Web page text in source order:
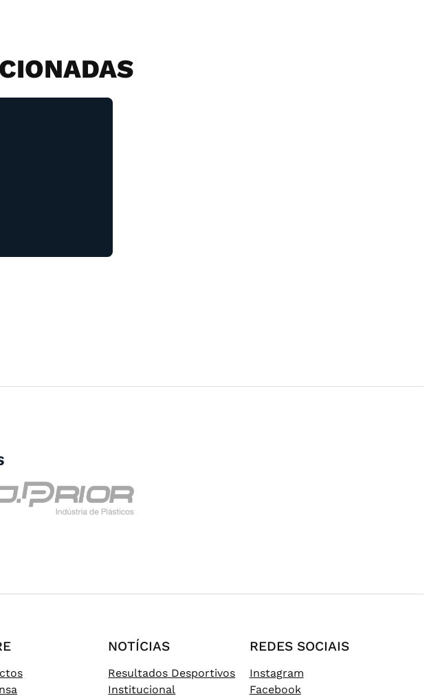
NOTÍCIAS
Resultados Desportivos
Institucional
REDES SOCIAIS
Instagram
Facebook